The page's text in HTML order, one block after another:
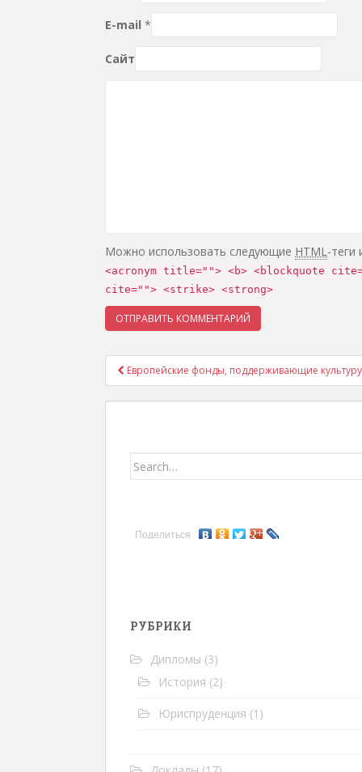
E-mail *
Сайт
Можно использовать следующие HTML-теги
<acronym title=""> <b> <blockquote
cite=""> <strike> <strong>
Навигация записей
Европейские фонды, поддерживающие культуру
Search for:
Поделиться
РУБРИКИ
Дипломы (3)
История (2)
Юриспруденция (1)